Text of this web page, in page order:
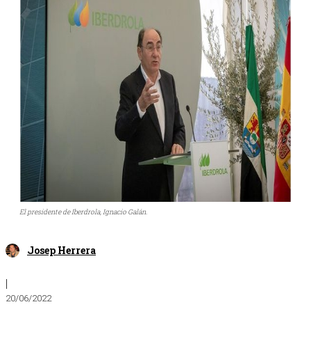
El presidente de Iberdrola, Ignacio Galán.
Josep Herrera
|
20/06/2022